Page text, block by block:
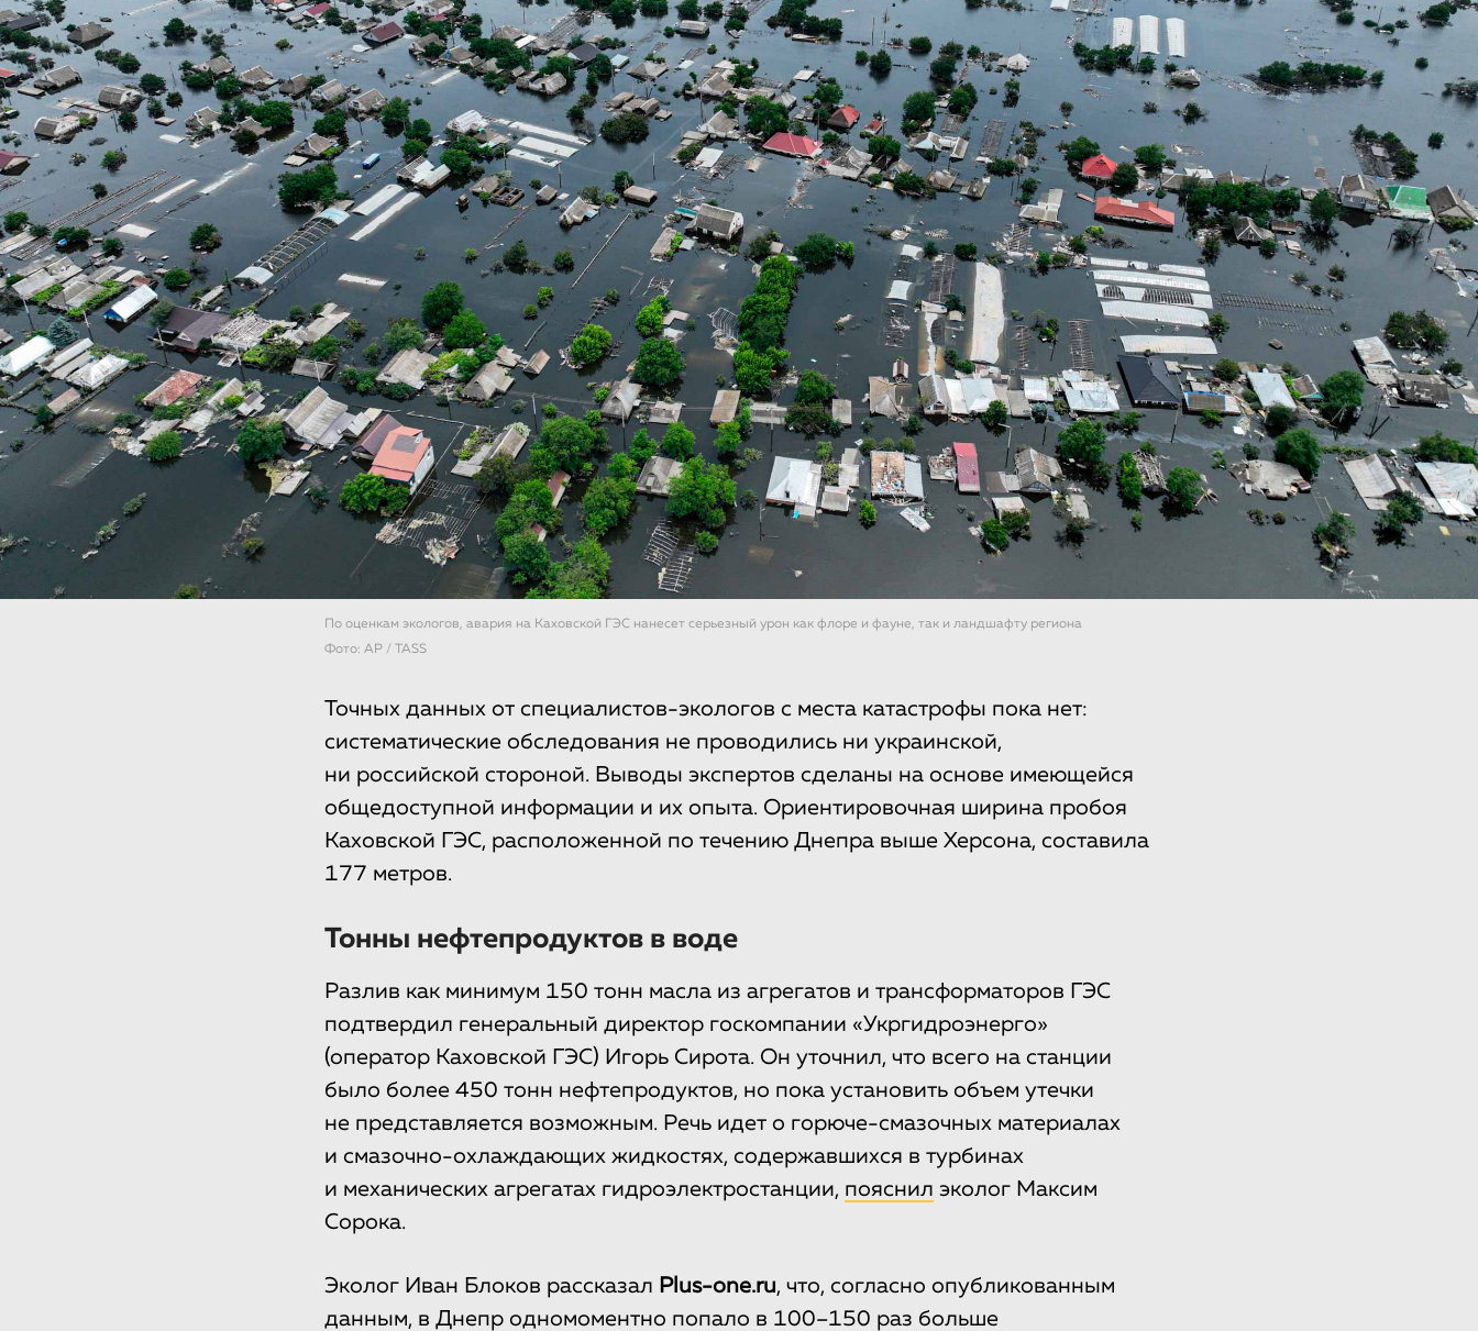
По оценкам экологов, авария на Каховской ГЭС нанесет серьезный урон как флоре и фауне, так и ландшафту региона
Фото: AP / TASS
Точных данных от специалистов-экологов с места катастрофы пока нет:
систематические обследования не проводились ни украинской,
ни российской стороной. Выводы экспертов сделаны на основе имеющейся
общедоступной информации и их опыта. Ориентировочная ширина пробоя
Каховской ГЭС, расположенной по течению Днепра выше Херсона, составила
177 метров.
Тонны нефтепродуктов в воде
Разлив как минимум 150 тонн масла из агрегатов и трансформаторов ГЭС
подтвердил генеральный директор госкомпании «Укргидроэнерго»
(оператор Каховской ГЭС) Игорь Сирота. Он уточнил, что всего на станции
было более 450 тонн нефтепродуктов, но пока установить объем утечки
не представляется возможным. Речь идет о горюче-смазочных материалах
и смазочно-охлаждающих жидкостях, содержавшихся в турбинах
и механических агрегатах гидроэлектростанции, пояснил эколог Максим
Сорока.
Эколог Иван Блоков рассказал Plus-one.ru, что, согласно опубликованным
данным, в Днепр одномоментно попало в 100–150 раз больше